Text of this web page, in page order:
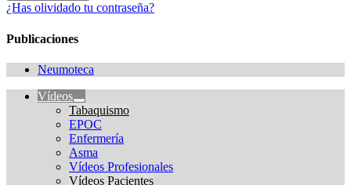
¿Has olividado tu contraseña?
Publicaciones
Neumoteca
Vídeos
Tabaquismo
EPOC
Enfermería
Asma
Vídeos Profesionales
Vídeos Pacientes